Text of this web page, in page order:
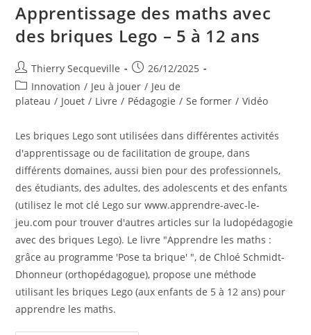
Apprentissage des maths avec
des briques Lego – 5 à 12 ans
Auteur/autrice
de
la
publication :
Thierry Secqueville
Publication
publiée :
26/12/2025
Post
category:
Innovation / Jeu à jouer / Jeu de
plateau / Jouet / Livre / Pédagogie / Se former / Vidéo
Les briques Lego sont utilisées dans différentes activités
d'apprentissage ou de facilitation de groupe, dans
différents domaines, aussi bien pour des professionnels,
des étudiants, des adultes, des adolescents et des enfants
(utilisez le mot clé Lego sur www.apprendre-avec-le-
jeu.com pour trouver d'autres articles sur la ludopédagogie
avec des briques Lego). Le livre "Apprendre les maths :
grâce au programme 'Pose ta brique' ", de Chloé Schmidt-
Dhonneur (orthopédagogue), propose une méthode
utilisant les briques Lego (aux enfants de 5 à 12 ans) pour
apprendre les maths.